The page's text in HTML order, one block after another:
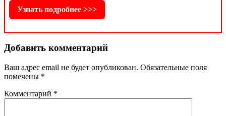
Узнать подробнее >>>
Добавить комментарий
Ваш адрес email не будет опубликован. Обязательные поля
помечены *
Комментарий *